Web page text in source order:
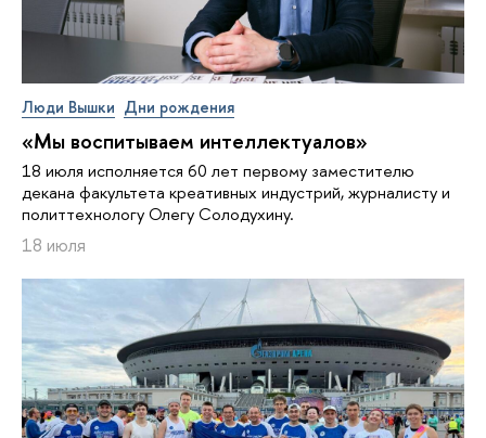
Люди Вышки Дни рождения
«Мы воспитываем интеллектуалов»
18 июля исполняется 60 лет первому заместителю
декана факультета креативных индустрий, журналисту и
политтехнологу Олегу Солодухину.
18 июля